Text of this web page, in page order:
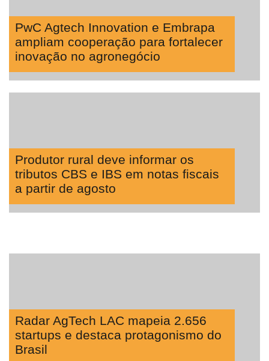
PwC Agtech Innovation e Embrapa
ampliam cooperação para fortalecer
inovação no agronegócio
Produtor rural deve informar os
tributos CBS e IBS em notas fiscais
a partir de agosto
Radar AgTech LAC mapeia 2.656
startups e destaca protagonismo do
Brasil